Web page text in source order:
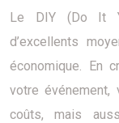
Le DIY (Do It
d’excellents
économique. En
votre événement,
coûts, mais